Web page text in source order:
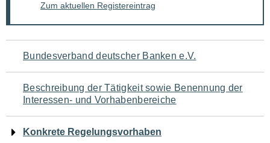
Zum aktuellen Registereintrag
Navigation
für
den
Seiteninhalt
Bundesverband deutscher Banken e.V.
Beschreibung der Tätigkeit sowie Benennung der
Interessen- und Vorhabenbereiche
Konkrete Regelungsvorhaben